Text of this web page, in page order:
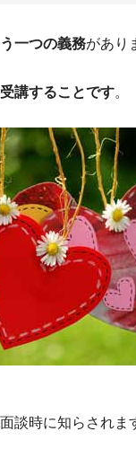
これは為
一つの義務があり
講することです。
談時に知らされま